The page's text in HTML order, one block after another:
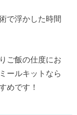
で浮かした時間
ご飯の仕度にお
ールキットなら
めです！